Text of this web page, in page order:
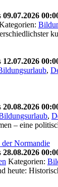
09.07.2026
12.07.2026
,
20.08.2026
,
– eine
Normandie
28.08.2026
Kategorien:
heute: